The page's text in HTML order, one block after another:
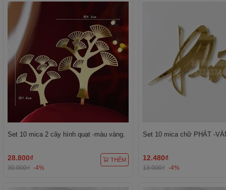
Set 10 mica 2 cây hình quạt -màu vàng.
28.800₫
30.000₫ -4%
THÊM
Set 10 mica chữ PHÁT -
12.480₫
13.000₫ -4%